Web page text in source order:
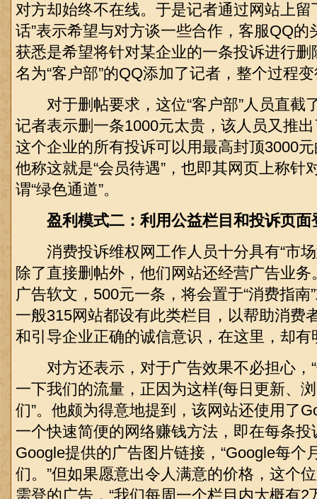
对方却始终不在线。于是记者通过网站上留
话”表示希望与对方谈一些合作，客服QQ的
获悉是希望将针对某企业的一条投诉进行
名为“客户部”的QQ添加了记者，整个过程
对于删帖要求，这位“客户部”人员直截
记者表示删一条1000元太贵，该人员又推出
这个企业的所有投诉可以用最高封顶3000
他称这就是“会员待遇”，也即其网页上称针
谓“绿色通道”。
盈利模式二：利用公益栏目和投诉页面
消费投诉维权网工作人员十分具有“市场
除了直接删帖外，他们网站还经营广告业
广告软文，500元一条，将会置于“消费指南
一般315网站都设有此类栏目，以帮助消费
和引导企业正确的诚信意识，在这里，却有
对方还表示，对于广告效果不必担心，“
一下我们的流量，正因为这样(每日更新、
们”。他颇为得意地提到，该网站还使用了
一个快速简便的网络赚钱方法，即在每条
Google提供的广告图片链接，“Google每个
们。”但如果愿意出令人满意的价格，这个
需登的广告，“我们每周一个栏目内大概有2